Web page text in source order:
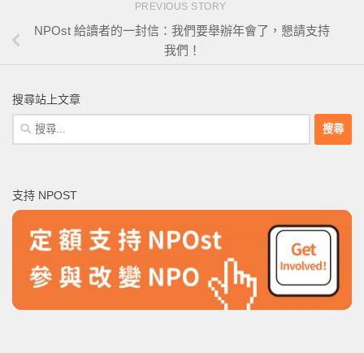
PREVIOUS STORY
NPOst 給讀者的一封信：我們要舉辦年會了，懇請支持
我們！
搜尋站上文章
搜
尋
字:
支持 NPOST